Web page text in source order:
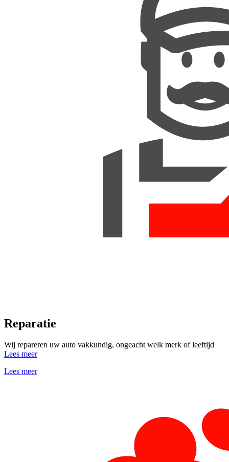
Reparatie
Wij repareren uw auto vakkundig, ongeacht welk merk of leeftijd
Lees meer
Lees meer